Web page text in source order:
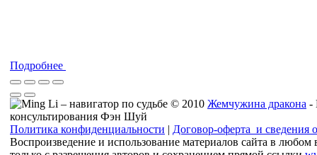
Подробнее
© 2010 Жемчужина дракона -
консультирования Фэн Шуй
Политика конфиденциальности | Договор-оферта и сведения
Воспроизведение и использование материалов сайта в любом